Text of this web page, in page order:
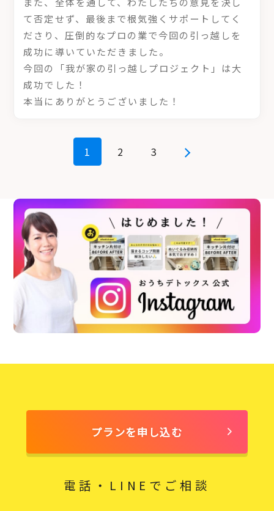
て否定せず、最後まで根気強くサポートしてく
ださり、圧倒的なプロの業で今回の引っ越しを
成功に導いていただきました。
今回の「我が家の引っ越しプロジェクト」は大
成功でした！
本当にありがとうございました！
1 2 3
プランを申し込む
電話・LINEでご相談